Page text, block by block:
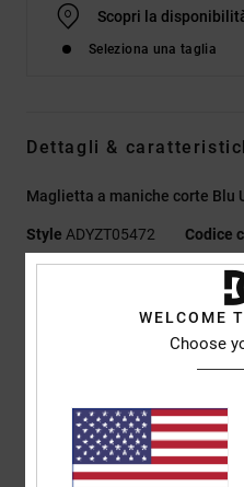
Scopri la
Seleziona una taglia
Dettagli &
Maglietta a maniche corte Blu
Style ADYZT05472 Codice
Seasonal
jersey in misto di
Tintura:tintura a pigmenti
Lavaggio:lavaggio acido
Vestibilità:vestibilità
WELCOME
Choose